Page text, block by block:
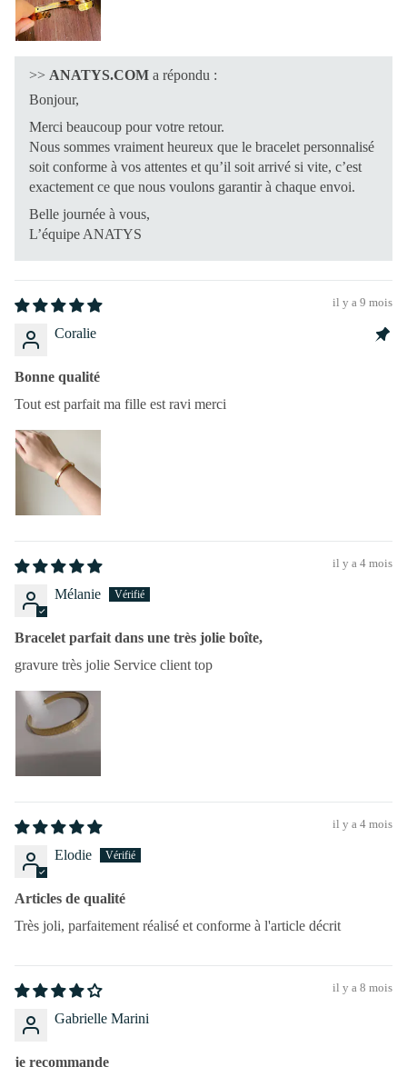
>> ANATYS.COM a répondu :
Bonjour,
Merci beaucoup pour votre retour.
Nous sommes vraiment heureux que le bracelet personnalisé
soit conforme à vos attentes et qu’il soit arrivé si vite, c’est
exactement ce que nous voulons garantir à chaque envoi.
Belle journée à vous,
L’équipe ANATYS
il y a 9 mois
Coralie
Bonne qualité
Tout est parfait ma fille est ravi merci
il y a 4 mois
Mélanie
Bracelet parfait dans une très jolie boîte,
gravure très jolie Service client top
il y a 4 mois
Elodie
Articles de qualité
Très joli, parfaitement réalisé et conforme à l'article décrit
il y a 8 mois
Gabrielle Marini
je recommande